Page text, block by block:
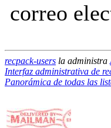
correo
recpack-users la administra
Interfaz administrativa de
Panorámica de todas las